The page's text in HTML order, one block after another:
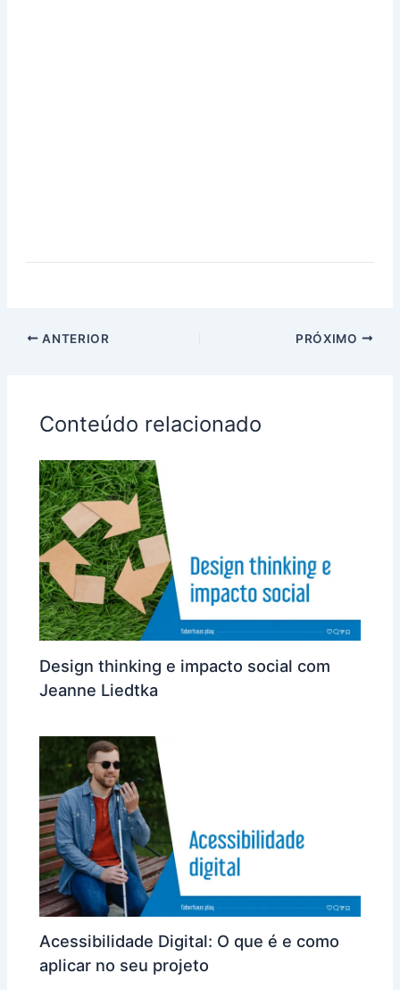
ANTERIOR PRÓXIMO
Conteúdo relacionado
Design thinking e impacto social com
Jeanne Liedtka
Acessibilidade Digital: O que é e como
aplicar no seu projeto